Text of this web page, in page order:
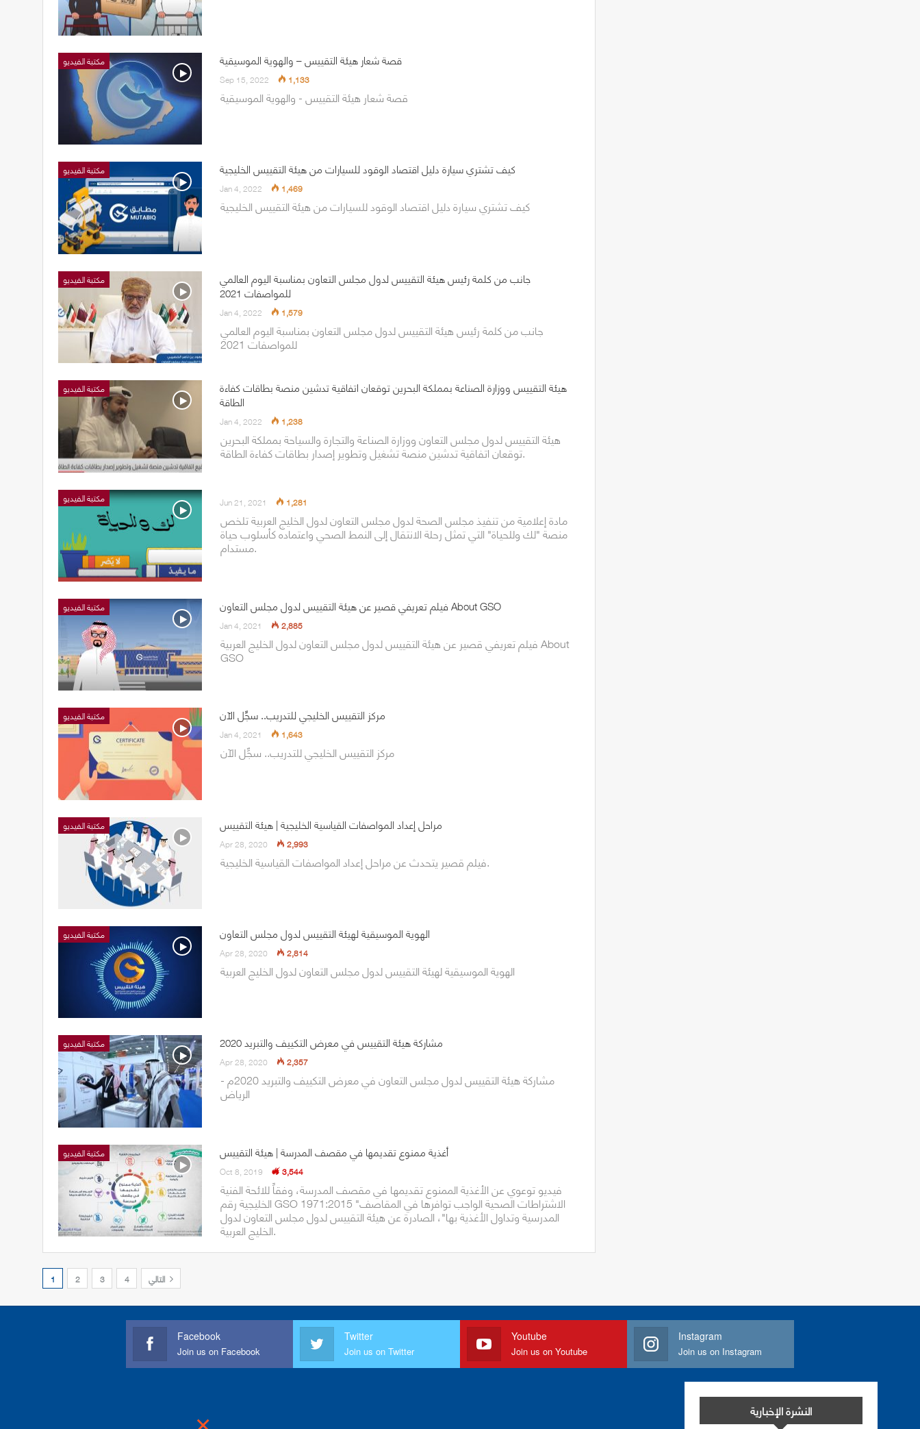
مكتبة الفيديو قصة شعار هيئة التقييس – والهوية الموسيقية
Sep 15, 2022 1,133
قصة شعار هيئة التقييس - والهوية الموسيقية
مكتبة الفيديو كيف تشتري سيارة دليل اقتصاد الوقود للسيارات من هيئة التقييس الخليجية
Jan 4, 2022 1,469
كيف تشتري سيارة دليل اقتصاد الوقود للسيارات من هيئة التقييس الخليجية
مكتبة الفيديو جانب من كلمة رئيس هيئة التقييس لدول مجلس التعاون بمناسبة اليوم العالمي
للمواصفات 2021
Jan 4, 2022 1,579
جانب من كلمة رئيس هيئة التقييس لدول مجلس التعاون بمناسبة اليوم العالمي
للمواصفات 2021
مكتبة الفيديو هيئة التقييس ووزارة الصناعة بمملكة البحرين توقعان اتفاقية تدشين منصة بطاقات كفاءة
الطاقة
Jan 4, 2022 1,238
هيئة التقييس لدول مجلس التعاون ووزارة الصناعة والتجارة والسياحة بمملكة البحرين
توقعان اتفاقية تدشين منصة تشغيل وتطوير إصدار بطاقات كفاءة الطاقة.
مكتبة الفيديو Jun 21, 2021 1,281
مادة إعلامية من تنفيذ مجلس الصحة لدول مجلس التعاون لدول الخليج العربية تلخص
منصة "لك وللحياة" التي تمثل رحلة الانتقال إلى النمط الصحي واعتماده كأسلوب حياة
مستدام.
مكتبة الفيديو فيلم تعريفي قصير عن هيئة التقييس لدول مجلس التعاون About GSO
Jan 4, 2021 2,885
فيلم تعريفي قصير عن هيئة التقييس لدول مجلس التعاون لدول الخليج العربية About
GSO
مكتبة الفيديو مركز التقييس الخليجي للتدريب.. سجِّل الآن
Jan 4, 2021 1,643
مركز التقييس الخليجي للتدريب.. سجِّل الآن
مكتبة الفيديو مراحل إعداد المواصفات القياسية الخليجية | هيئة التقييس
Apr 28, 2020 2,993
فيلم قصير يتحدث عن مراحل إعداد المواصفات القياسية الخليجية.
مكتبة الفيديو الهوية الموسيقية لهيئة التقييس لدول مجلس التعاون
Apr 28, 2020 2,814
الهوية الموسيقية لهيئة التقييس لدول مجلس التعاون لدول الخليج العربية
مكتبة الفيديو مشاركة هيئة التقييس في معرض التكييف والتبريد 2020
Apr 28, 2020 2,357
مشاركة هيئة التقييس لدول مجلس التعاون في معرض التكييف والتبريد 2020م -
الرياض
مكتبة الفيديو أغذية ممنوع تقديمها في مقصف المدرسة | هيئة التقييس
Oct 8, 2019 3,544
فيديو توعوي عن الأغذية الممنوع تقديمها في مقصف المدرسة، وفقاً للائحة الفنية
الخليجية رقم GSO 1971:2015 "الاشتراطات الصحية الواجب توافرها في المقاصف
المدرسية وتداول الأغذية بها"، الصادرة عن هيئة التقييس لدول مجلس التعاون لدول
الخليج العربية.
1 2 3 4
Facebook
Join us on Facebook
Twitter
Join us on Twitter
Youtube
Join us on Youtube
Instagram
Join us on Instagram
النشرة الإخبارية